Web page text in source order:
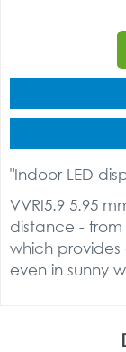
"Indoor LED
VVRI5.9 5.95
distance - from
which provides
even in sunny